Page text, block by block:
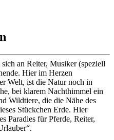
an Reiter, Musiker (speziell
Hier im Herzen
Welt, ist die Natur noch in
bei klarem Nachthimmel ein
Wildtiere, die die Nähe des
Stückchen Erde. Hier
Paradies für Pferde, Reiter,